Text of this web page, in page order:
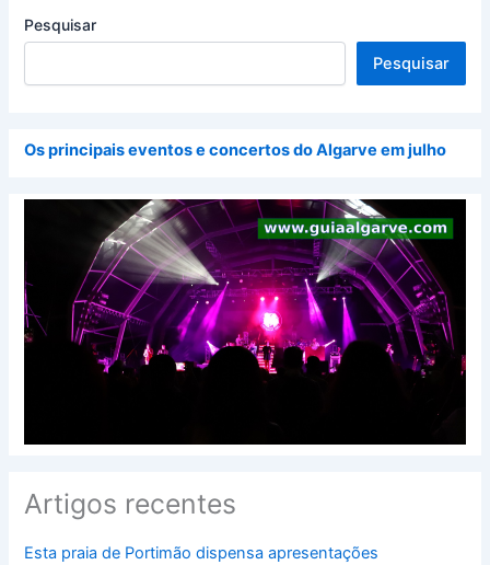
Pesquisar
Pesquisar
Os principais eventos e concertos do Algarve em julho
Artigos recentes
Esta praia de Portimão dispensa apresentações